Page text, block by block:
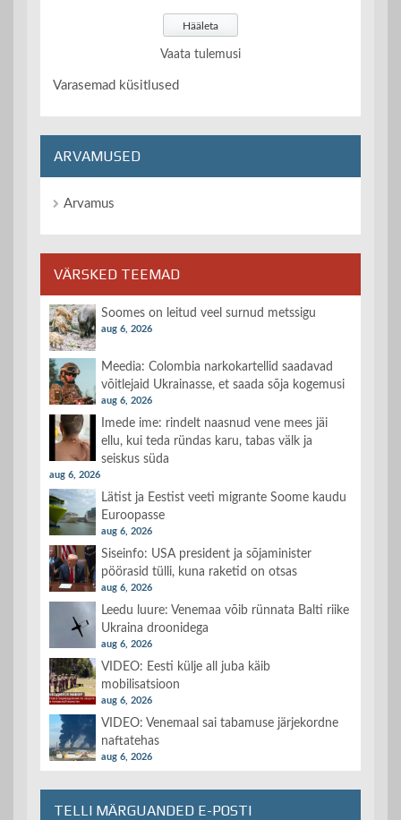
Vaata tulemusi
Varasemad küsitlused
ARVAMUSED
Arvamus
VÄRSKED TEEMAD
Soomes on leitud veel surnud metssigu
aug 6, 2026
Meedia: Colombia narkokartellid saadavad
võitlejaid Ukrainasse, et saada sõja kogemusi
aug 6, 2026
Imede ime: rindelt naasnud vene mees jäi
ellu, kui teda ründas karu, tabas välk ja
seiskus süda
aug 6, 2026
Lätist ja Eestist veeti migrante Soome kaudu
Euroopasse
aug 6, 2026
Siseinfo: USA president ja sõjaminister
pöörasid tülli, kuna raketid on otsas
aug 6, 2026
Leedu luure: Venemaa võib rünnata Balti riike
Ukraina droonidega
aug 6, 2026
VIDEO: Eesti külje all juba käib
mobilisatsioon
aug 6, 2026
VIDEO: Venemaal sai tabamuse järjekordne
naftatehas
aug 6, 2026
TELLI MÄRGUANDED E-POSTI